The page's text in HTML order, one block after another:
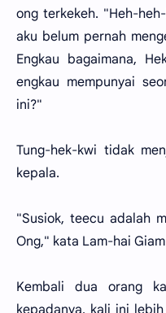
ong terkekeh. "Heh-
aku belum pernah
Engkau bagaimana,
engkau mempunyai
ini?"
Tung-hek-kwi tidak
kepala.
"Susiok, teecu adalah
Ong," kata Lam-hai
Kembali dua orang
kepadanya, kali ini